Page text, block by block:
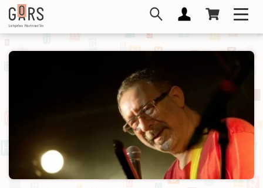
Pārlekt
galveno
saturu